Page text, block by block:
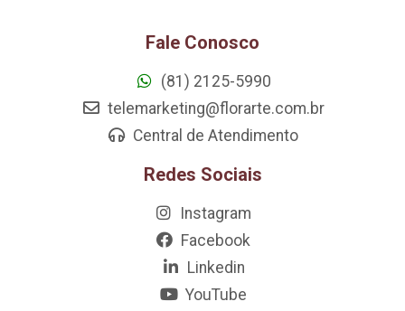
Fale Conosco
(81) 2125-5990
telemarketing@florarte.com.br
Central de Atendimento
Redes Sociais
Instagram
Facebook
Linkedin
YouTube